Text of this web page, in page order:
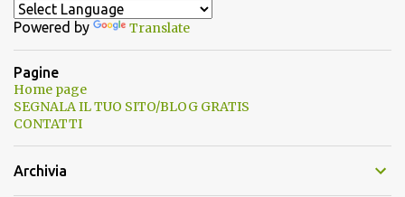
Powered by Translate
Pagine
Home page
SEGNALA IL TUO SITO/BLOG GRATIS
CONTATTI
Archivia